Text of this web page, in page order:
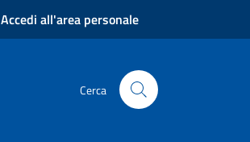
Accedi all'area personale
Cerca